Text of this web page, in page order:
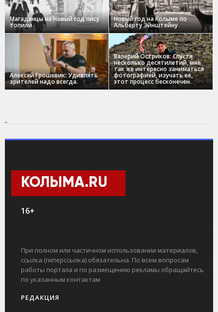
Магаданцы на Новый год лису
топили
Новый год на Колыме по
Альберту Эйнштейну
Алексей Грошевик: Удивлять
зрителей надо всегда.
Валерий Остриков: Спустя
несколько десятилетий, мне
так же интересно заниматься
фотографией, изучать ее,
этот процесс бесконечен.
КОЛЫМА.RU
16+
При полном или частичном использовании материалов,
ссылка (гиперссылка) обязательна. По всем вопросам
работы портала и по размещению рекламы обращайтесь
по указанным контактам
РЕДАКЦИЯ